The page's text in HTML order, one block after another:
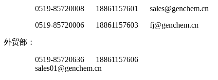
0519-85720008 18861157601 sales@genchem.cn
0519-85720006 18861157603 fj@genchem.cn
外贸部：
0519-85720636 18861157606
sales01@genchem.cn